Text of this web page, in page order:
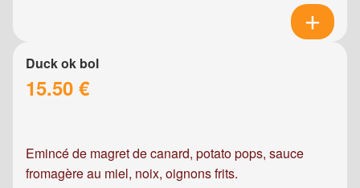
Duck ok bol
15.50 €
Emincé de magret de canard, potato pops, sauce
fromagère au miel, noix, oignons frits.